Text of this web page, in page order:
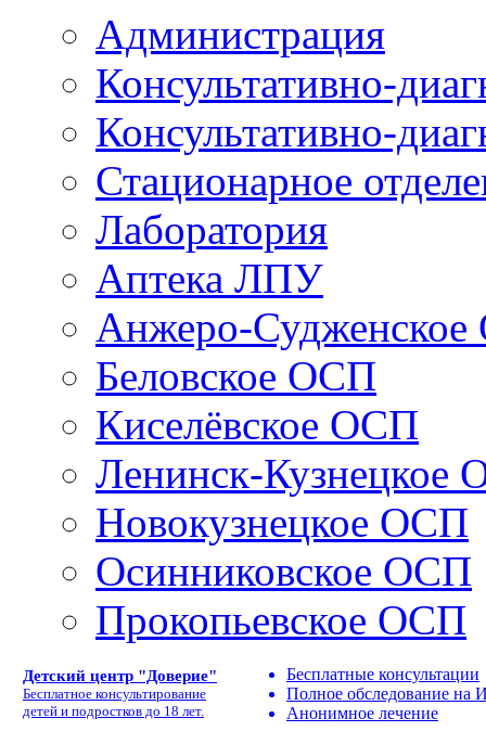
Администрация
Консультативно-
Консультативно-
Стационарное
Лаборатория
Аптека ЛПУ
Анжеро-
Беловское ОСП
Киселёвское ОСП
Ленинск-Кузнецкое
Новокузнецкое ОСП
Осинниковское ОСП
Прокопьевское ОСП
Детский центр "Доверие"
Бесплатное консультирование
детей и подростков до 18 лет.
Бесплатные консультации
Полное обследование
Анонимное лечение